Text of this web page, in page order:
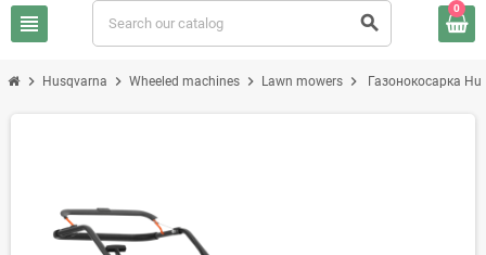
view_headline search
0
chevron_right Husqvarna chevron_right Wheeled machines chevron_right Lawn mowers chevron_right Газонокосарка